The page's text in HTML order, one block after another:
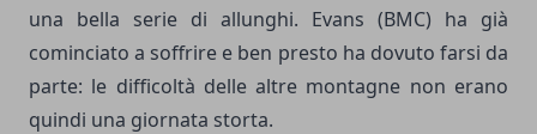
una bella serie di allunghi. Evans (BMC) ha già
cominciato a soffrire e ben presto ha dovuto farsi da
parte: le difficoltà delle altre montagne non erano
quindi una giornata storta.